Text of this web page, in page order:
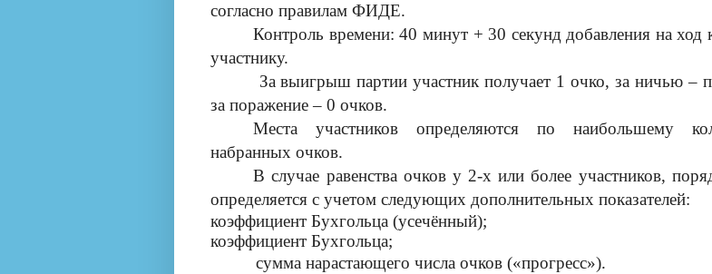
согласно правилам ФИДЕ.
Контроль времени: 40 минут + 30 секунд добавления на ход
участнику.
За выигрыш партии участник получает 1 очко, за ничью –
за поражение – 0 очков.
Места участников определяются по наибольшему
набранных очков.
В случае равенства очков у 2-х или более участников,
определяется с учетом следующих дополнительных показателей:
коэффициент Бухгольца (усечённый);
коэффициент Бухгольца;
сумма нарастающего числа очков («прогресс»).